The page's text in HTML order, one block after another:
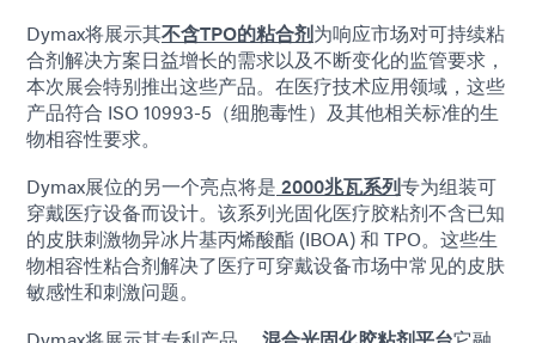
Dymax将展示其不含TPO的粘合剂为响应市场对可持续粘
合剂解决方案日益增长的需求以及不断变化的监管要求，
本次展会特别推出这些产品。在医疗技术应用领域，这些
产品符合 ISO 10993-5（细胞毒性）及其他相关标准的生
物相容性要求。
Dymax展位的另一个亮点将是 2000兆瓦系列专为组装可
穿戴医疗设备而设计。该系列光固化医疗胶粘剂不含已知
的皮肤刺激物异冰片基丙烯酸酯 (IBOA) 和 TPO。这些生
物相容性粘合剂解决了医疗可穿戴设备市场中常见的皮肤
敏感性和刺激问题。